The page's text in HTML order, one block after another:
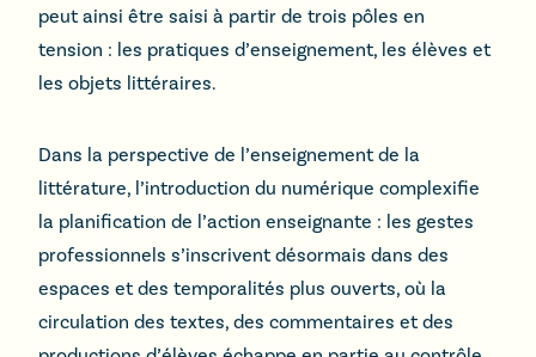
peut ainsi être saisi à partir de trois pôles en
tension : les pratiques d’enseignement, les élèves et
les objets littéraires.
Dans la perspective de l’enseignement de la
littérature, l’introduction du numérique complexifie
la planification de l’action enseignante : les gestes
professionnels s’inscrivent désormais dans des
espaces et des temporalités plus ouverts, où la
circulation des textes, des commentaires et des